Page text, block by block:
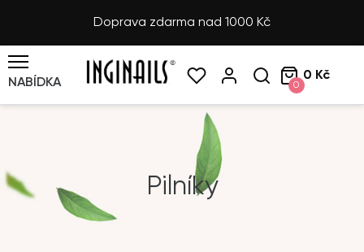
Doprava zdarma nad 1000 Kč
NABÍDKA 0
0 Kč
Pilníky